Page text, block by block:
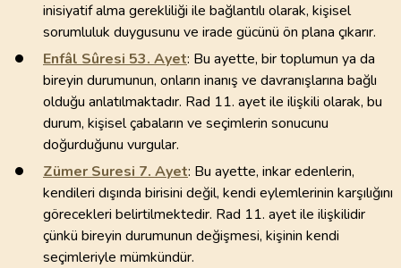
inisiyatif alma gerekliliği ile bağlantılı olarak, kişisel
sorumluluk duygusunu ve irade gücünü ön plana çıkarır.
Enfâl Sûresi 53. Ayet: Bu ayette, bir toplumun ya da
bireyin durumunun, onların inanış ve davranışlarına bağlı
olduğu anlatılmaktadır. Rad 11. ayet ile ilişkili olarak, bu
durum, kişisel çabaların ve seçimlerin sonucunu
doğurduğunu vurgular.
Zümer Suresi 7. Ayet: Bu ayette, inkar edenlerin,
kendileri dışında birisini değil, kendi eylemlerinin karşılığını
görecekleri belirtilmektedir. Rad 11. ayet ile ilişkilidir
çünkü bireyin durumunun değişmesi, kişinin kendi
seçimleriyle mümkündür.